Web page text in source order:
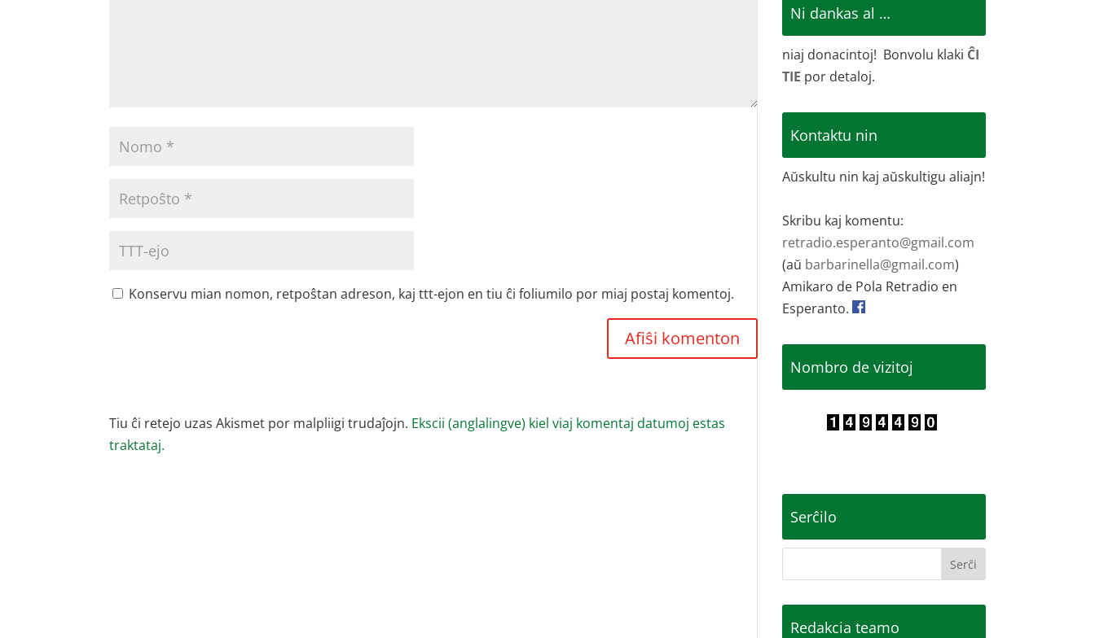
Konservu mian nomon, retpoŝtan adreson, kaj ttt-ejon en tiu ĉi foliumilo por miaj postaj komentoj.
Tiu ĉi retejo uzas Akismet por malpliigi trudaĵojn. Ekscii (anglalingve) kiel viaj komentaj datumoj estas
traktataj.
Ni dankas al …
niaj donacintoj! Bonvolu klaki ĈI
TIE por detaloj.
Kontaktu nin
Aŭskultu nin kaj aŭskultigu aliajn!
Skribu kaj komentu:
retradio.esperanto@gmail.com
(aŭ barbarinella@gmail.com)
Amikaro de Pola Retradio en
Esperanto.
Nombro de vizitoj
Serĉilo
Redakcia teamo